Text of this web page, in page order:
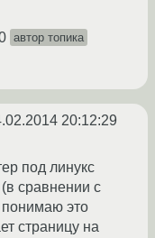
автор топика
20:12:29
под линукс
сравнении с
понимаю это
страницу на